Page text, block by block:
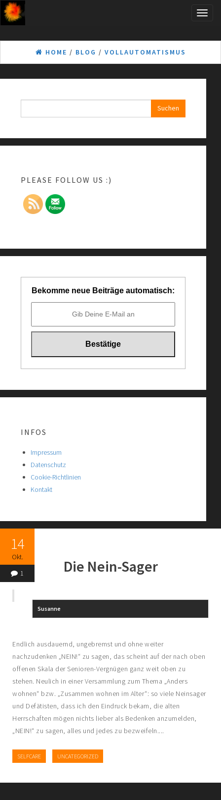
Skip
to
content
Toggle
HOME / BLOG / VOLLAUTOMATISMUS
nach:
PLEASE FOLLOW US :)
Bekomme neue Beiträge automatisch:
INFOS
Impressum
Datenschutz
Cookie-Richtlinien
Kontakt
14
Okt.
1
Die Nein-Sager
Susanne
Endlich ausdauernd, ungebremst und ohne weiter
nachzudenken „NEIN!“ zu sagen, das scheint auf der nach oben
offenen Skala der Senioren-Vergnügen ganz weit oben zu
stehen. Neulich in einer Versammlung zum Thema „Anders
wohnen“ bzw. „Zusammen wohnen im Alter“: so viele Neinsager
und Defätisten, dass ich den Eindruck bekam, die alten
Herrschaften mögen nichts lieber als Bedenken anzumelden,
„NEIN!“ zu sagen, alles und jedes zu bezweifeln....
SELFCARE UNCATEGORIZED